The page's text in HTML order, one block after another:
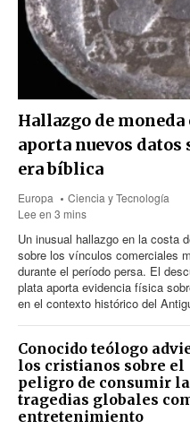
Hallazgo de
aporta nuevos datos
era bíblica
Europa
Ciencia y Tecnología
Lee en 3 mins
Un inusual hallazgo en la costa
sobre los vínculos comerciales
durante el período persa. El
plata aporta evidencia física
en el contexto histórico del
Conocido teólogo
los cristianos sobre el
peligro de consumir
tragedias globales
entretenimiento